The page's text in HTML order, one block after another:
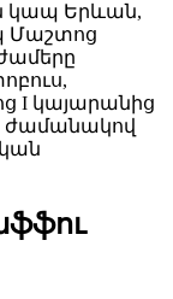
կապ Երևան,
Մաշտոց
I կայարանից
ժամանակով